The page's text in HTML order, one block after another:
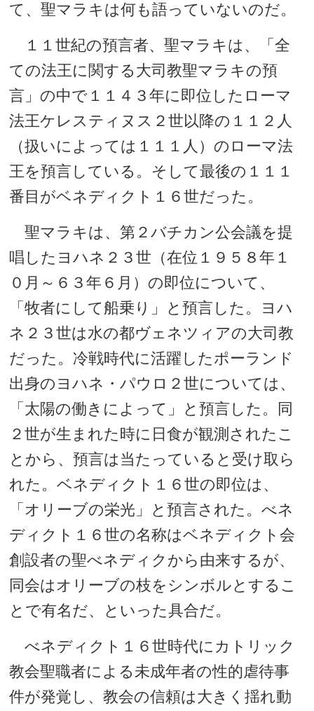
て、聖マラキは何も語っていないのだ。
１１世紀の預言者、聖マラキは、「全
ての法王に関する大司教聖マラキの預
言」の中で１１４３年に即位したローマ
法王ケレスティヌス２世以降の１１２人
（扱いによっては１１１人）のローマ法
王を預言している。そして最後の１１１
番目がベネディクト１６世だった。
聖マラキは、第２バチカン公会議を提
唱したヨハネ２３世（在位１９５８年１
０月～６３年６月）の即位について、
「牧者にして船乗り」と預言した。ヨハ
ネ２３世は水の都ヴェネツィアの大司教
だった。冷戦時代に活躍したポーランド
出身のヨハネ・パウロ２世については、
「太陽の働きによって」と預言した。同
２世が生まれた時に日食が観測されたこ
とから、預言は当たっていると受け取ら
れた。ベネディクト１６世の即位は、
「オリーブの栄光」と預言された。べネ
ディクト１６世の名称はベネディクト会
創設者の聖べネディクから由来するが、
同会はオリーブの枝をシンボルとするこ
とで有名だ、といった具合だ。
べネディクト１６世時代にカトリック
教会聖職者による未成年者の性的虐待事
件が発覚し、教会の信頼は大きく揺れ動